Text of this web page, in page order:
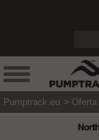
Pumptrack.eu Oferta